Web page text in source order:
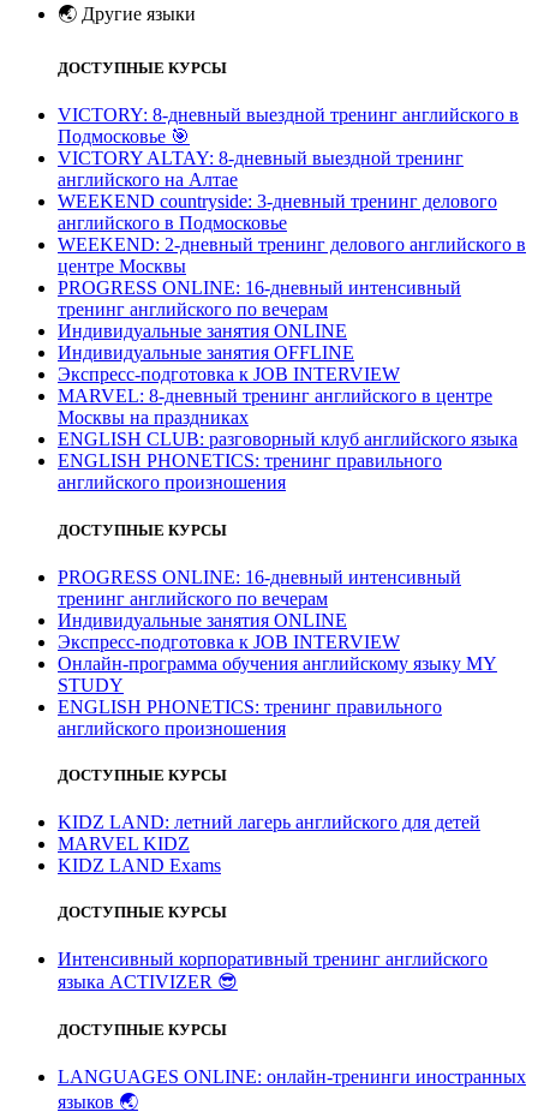
🌏 Другие языки
ДОСТУПНЫЕ КУРСЫ
VICTORY: 8-дневный выездной тренинг английского в
Подмосковье 🎯
VICTORY ALTAY: 8-дневный выездной тренинг
английского на Алтае
WEEKEND countryside: 3-дневный тренинг делового
английского в Подмосковье
WEEKEND: 2-дневный тренинг делового английского в
центре Москвы
PROGRESS ONLINE: 16-дневный интенсивный
тренинг английского по вечерам
Индивидуальные занятия ONLINE
Индивидуальные занятия OFFLINE
Экспресс-подготовка к JOB INTERVIEW
МARVEL: 8-дневный тренинг английского в центре
Москвы на праздниках
ENGLISH CLUB: разговорный клуб английского языка
ENGLISH PHONETICS: тренинг правильного
английского произношения
ДОСТУПНЫЕ КУРСЫ
PROGRESS ONLINE: 16-дневный интенсивный
тренинг английского по вечерам
Индивидуальные занятия ONLINE
Экспресс-подготовка к JOB INTERVIEW
Онлайн-программа обучения английскому языку MY
STUDY
ENGLISH PHONETICS: тренинг правильного
английского произношения
ДОСТУПНЫЕ КУРСЫ
KIDZ LAND: летний лагерь английского для детей
MARVEL KIDZ
KIDZ LAND Exams
ДОСТУПНЫЕ КУРСЫ
Интенсивный корпоративный тренинг английского
языка ACTIVIZER 😎
ДОСТУПНЫЕ КУРСЫ
LANGUAGES ONLINE: онлайн-тренинги иностранных
языков 🌏